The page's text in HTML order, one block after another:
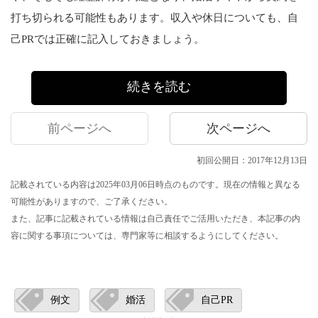
打ち切られる可能性もあります。収入や休日についても、自
己PRでは正確に記入しておきましょう。
続きを読む
前ページへ 次ページへ
初回公開日：2017年12月13日
記載されている内容は2025年03月06日時点のものです。現在の情報と異なる
可能性がありますので、ご了承ください。
また、記事に記載されている情報は自己責任でご活用いただき、本記事の内
容に関する事項については、専門家等に相談するようにしてください。
例文 婚活 自己PR